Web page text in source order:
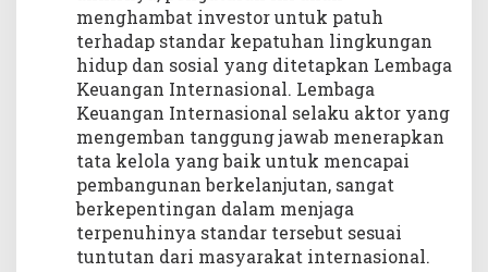
menghambat investor untuk patuh
terhadap standar kepatuhan lingkungan
hidup dan sosial yang ditetapkan Lembaga
Keuangan Internasional. Lembaga
Keuangan Internasional selaku aktor yang
mengemban tanggung jawab menerapkan
tata kelola yang baik untuk mencapai
pembangunan berkelanjutan, sangat
berkepentingan dalam menjaga
terpenuhinya standar tersebut sesuai
tuntutan dari masyarakat internasional.